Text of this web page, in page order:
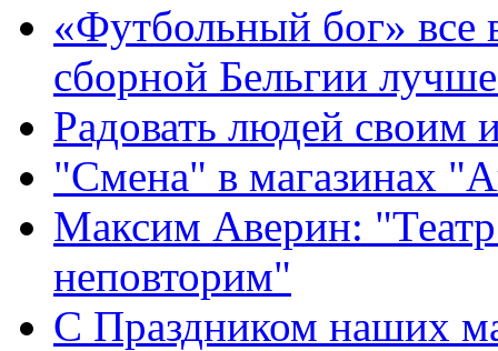
«Футбольный бог» все
сборной Бельгии
Радовать людей своим
"Смена" в магазинах
Максим Аверин:
неповторим"
С Праздником наших